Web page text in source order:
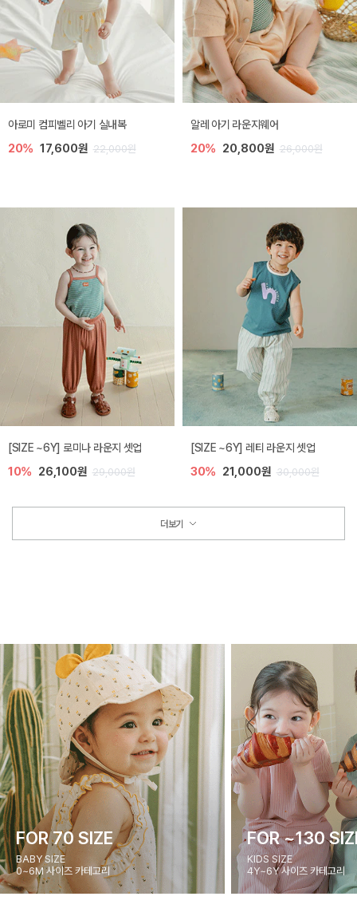
아로미 컴피벨리 아기 실내복
20% 17,600원 22,000원
알레 아기 라운지웨어
20% 20,800원 26,000원
[SIZE ~6Y] 로미나 라운지 셋업
10% 26,100원 29,000원
[SIZE ~6Y] 레티 라운지 셋업
30% 21,000원 30,000원
더보기
FOR 70 SIZE
BABY SIZE
0~6M 사이즈 카테고리
FOR ~130
KIDS SIZE
4Y~6Y 사이즈 카테고리